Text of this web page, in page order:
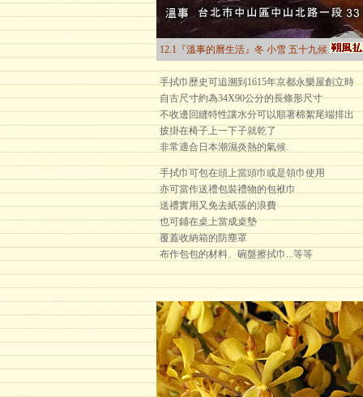
12.1『溫事的曆生活』冬 小雪 五十九候
手拭巾歷史可追溯到1615年京都永樂屋創立時
自古尺寸約為34X90公分的長條形尺寸
不收邊回縫特性讓水分可以順著棉絮尾端排出
披掛在椅子上一下子就乾了
非常適合日本潮濕炎熱的氣候.
手拭巾可包在頭上當頭巾或是領巾使用
亦可當作送禮包裝禮物的包袱巾
送禮實用又免去紙張的浪費
也可鋪在桌上當成桌墊
覆蓋收納箱的防塵罩
布作包包的材料、碗盤擦拭巾...等等